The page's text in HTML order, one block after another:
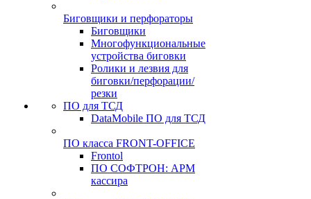
Биговщики и перфораторы
Биговщики
Многофункциональные
устройства биговки
Ролики и лезвия для
биговки/перфорации/
резки
ПО для ТСД
DataMobile ПО для ТСД
ПО класса FRONT-OFFICE
Frontol
ПО СОФТРОН: АРМ
кассира